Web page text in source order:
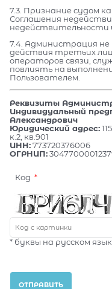
7.3. Признание судом
Соглашения
недействительности
7.4. Администрация
действия третьих
операторов связи,
повлиять на
Пользователем.
Реквизиты
Индивидуальный
Александрович
Юридический адрес:
к.2, кв.901
ИНН:773720376006
ОГРНИП:
Код
* буквы на русском